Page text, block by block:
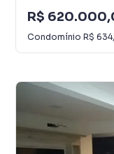
R$
Condomínio R$